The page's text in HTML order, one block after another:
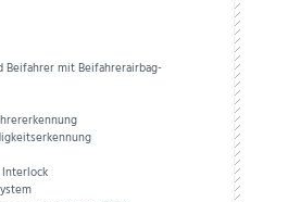
Beifahrer mit Beifahrerairbag-